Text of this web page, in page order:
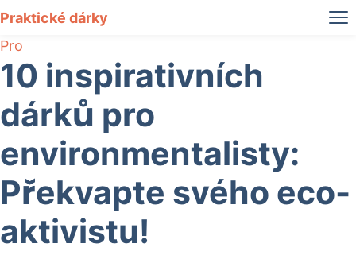
Praktické dárky
Pro
10 inspirativních
dárků pro
environmentalisty:
Překvapte svého eco-
aktivistu!